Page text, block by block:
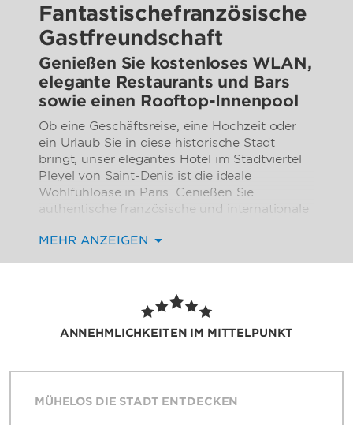
Fantastischefranzösische
Gastfreundschaft
Genießen Sie kostenloses WLAN,
elegante Restaurants und Bars
sowie einen Rooftop-Innenpool
Ob eine Geschäftsreise, eine Hochzeit oder
ein Urlaub Sie in diese historische Stadt
bringt, unser elegantes Hotel im Stadtviertel
Pleyel von Saint-Denis ist die ideale
Wohlfühloase in Paris. Genießen Sie
authentische französische und internationale
trainieren Sie im hochmodernen Fitness-
Center in Verbindung. Begeben Sie sich in
den 40. Stock, wo Sie ein Bad im höchst
gelegenen Pool von Paris nehmen, sich einen
Cocktail an der Skybar gönnen und einen
nächtlich beleuchteten Eiffelturm genießen
lokale Shuttles und die U-Bahnstation
MEHR ANZEIGEN
ANNEHMLICHKEITEN IM MITTELPUNKT
MÜHELOS DIE STADT ENTDECKEN